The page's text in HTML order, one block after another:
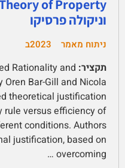
וניקולה פרסיקו
ניתוח מאמר 2023ב
תקציר: Rationality and
Bar-Gill and Nicola
theoretical justification
versus efficiency of
conditions. Authors
justification, based on
overcoming …